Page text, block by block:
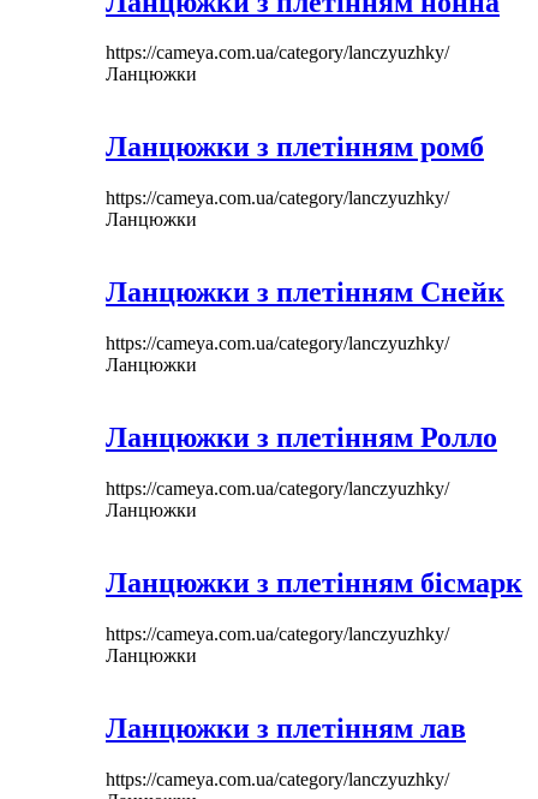
https://cameya.com.ua/category/lanczyuzhky/
Ланцюжки
Ланцюжки з плетінням ромб
https://cameya.com.ua/category/lanczyuzhky/
Ланцюжки
Ланцюжки з плетінням Снейк
https://cameya.com.ua/category/lanczyuzhky/
Ланцюжки
Ланцюжки з плетінням Ролло
https://cameya.com.ua/category/lanczyuzhky/
Ланцюжки
Ланцюжки з плетінням бісмарк
https://cameya.com.ua/category/lanczyuzhky/
Ланцюжки
Ланцюжки з плетінням лав
https://cameya.com.ua/category/lanczyuzhky/